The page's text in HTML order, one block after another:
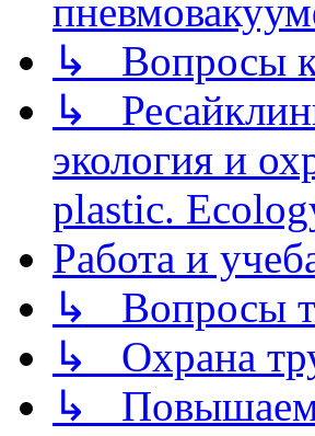
↳ Вопросы
↳
экология и
plastic.
Работа и
↳ Вопросы
↳ Охрана
↳ Повышаем